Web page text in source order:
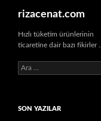
rizacenat.com
Hızlı tüketim ürünlerinin
ticaretine dair bazı fikirler …
A
r
a
SON YAZILAR